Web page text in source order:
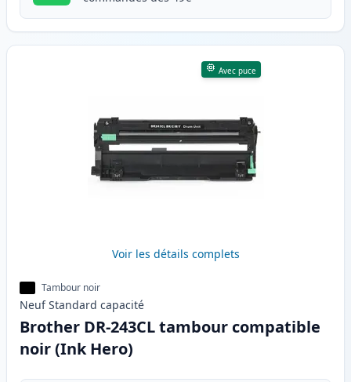
Avec puce
Voir les détails complets
Tambour noir
Neuf Standard capacité
Brother DR-243CL tambour compatible
noir (Ink Hero)